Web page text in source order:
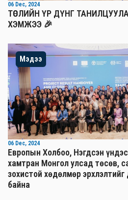
06 Dec, 2024
ТӨСЛИЙН ҮР ДҮНГ
ХЭМЖЭЭ 🎉
Мэдээ
06 Dec, 2024
Европын Холбоо, Нэгдсэн
хамтран Монгол улсад төсөв,
зохистой хөдөлмөр
байна